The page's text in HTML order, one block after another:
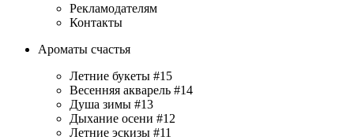
Рекламодателям
Контакты
Ароматы счастья
Летние букеты #15
Весенняя акварель #14
Душа зимы #13
Дыхание осени #12
Летние эскизы #11